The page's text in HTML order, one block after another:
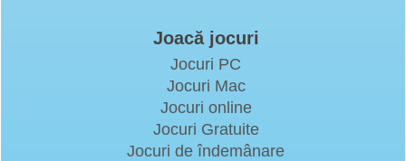
Joacă jocuri
Jocuri PC
Jocuri Mac
Jocuri online
Jocuri Gratuite
Jocuri de îndemânare